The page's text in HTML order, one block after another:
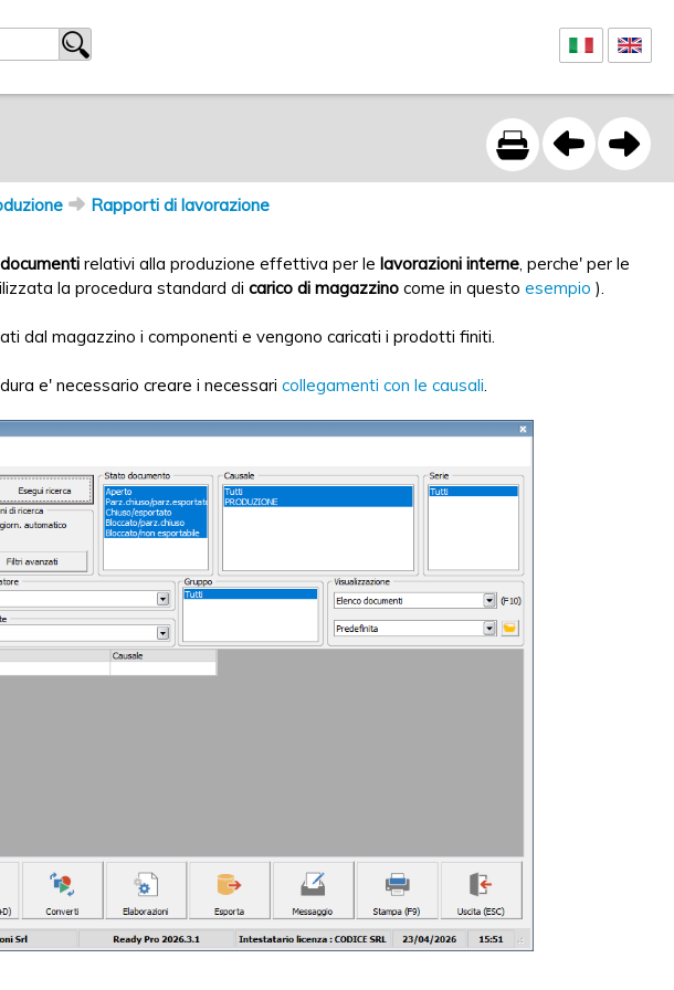
Rapporti di lavorazione
documenti relativi alla produzione effettiva per le lavorazioni interne, perche' per le
la procedura standard di carico di magazzino come in questo esempio ).
dal magazzino i componenti e vengono caricati i prodotti finiti.
e' necessario creare i necessari collegamenti con le causali.